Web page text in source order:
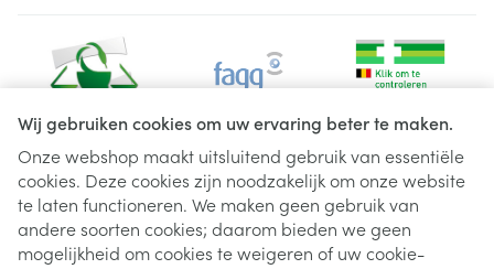
Wij gebruiken cookies om uw ervaring beter te maken.
Onze webshop maakt uitsluitend gebruik van essentiële
cookies. Deze cookies zijn noodzakelijk om onze website
te laten functioneren. We maken geen gebruik van
andere soorten cookies; daarom bieden we geen
mogelijkheid om cookies te weigeren of uw cookie-
Juridische links